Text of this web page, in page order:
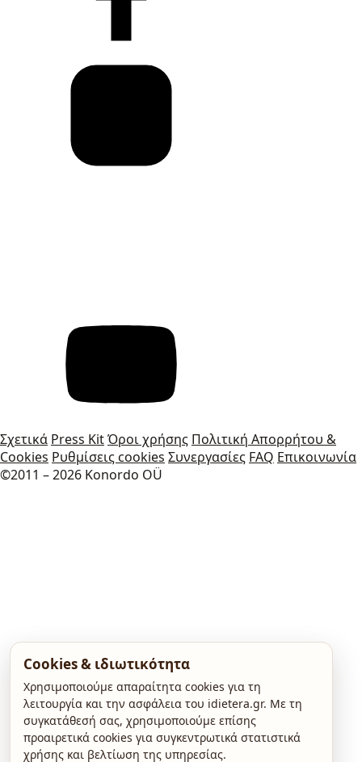
Σχετικά Press KitΌροι χρήσης Πολιτική Απορρήτου &
Cookies Ρυθμίσεις cookies Συνεργασίες FAQ Επικοινωνία
©2011 – 2026 Konordo OÜ
Cookies & ιδιωτικότητα
Χρησιμοποιούμε απαραίτητα cookies για τη
λειτουργία και την ασφάλεια του idietera.gr. Με τη
συγκατάθεσή σας, χρησιμοποιούμε επίσης
προαιρετικά cookies για συγκεντρωτικά στατιστικά
χρήσης και βελτίωση της υπηρεσίας.